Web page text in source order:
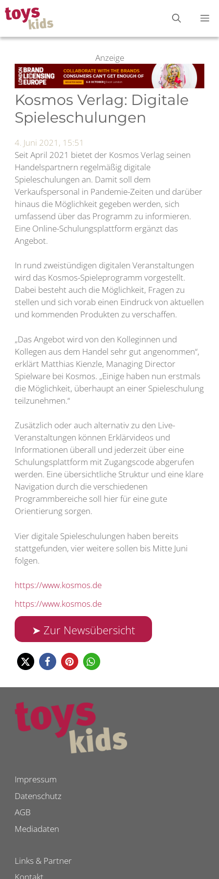
Zum
Inhalt
springen
Anzeige
Kosmos Verlag: Digitale
Spieleschulungen
4. Juni 2021, 15:51
Seit April 2021 bietet der Kosmos Verlag seinen
Handelspartnern regelmäßig digitale
Spieleschulungen an. Damit soll dem
Verkaufspersonal in Pandemie-Zeiten und darüber
hinaus die Möglichkeit gegeben werden, sich
umfassend über das Programm zu informieren.
Eine Online-Schulungsplattform ergänzt das
Angebot.
In rund zweistündigen digitalen Veranstaltungen
wird das Kosmos-Spieleprogramm vorgestellt.
Dabei besteht auch die Möglichkeit, Fragen zu
stellen und sich vorab einen Eindruck von aktuellen
und kommenden Produkten zu verschaffen.
„Das Angebot wird von den Kolleginnen und
Kollegen aus dem Handel sehr gut angenommen“,
erklärt Matthias Kienzle, Managing Director
Spielware bei Kosmos. „Einige haben nun erstmals
die Möglichkeit, überhaupt an einer Spieleschulung
teilzunehmen.“
Zusätzlich oder auch alternativ zu den Live-
Veranstaltungen können Erklärvideos und
Informationen überall und jederzeit über eine
Schulungsplattform mit Zugangscode abgerufen
werden. Eine übersichtliche Struktur und eine klare
Navigation durch die verschiedenen
Programmbereiche soll hier für eine gute
Orientierung sorgen.
Vier digitale Spieleschulungen haben bereits
stattgefunden, vier weitere sollen bis Mitte Juni
folgen.
https://www.kosmos.de
https://www.kosmos.de
➤ Zur Newsübersicht
Impressum
Datenschutz
AGB
Mediadaten
Links & Partner